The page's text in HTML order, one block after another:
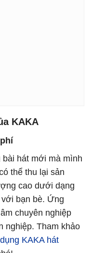
KAKA
hát mới mà mình
thể thu lại sản
cao dưới dạng
bạn bè. Ứng
chuyên nghiệp
nghiệp. Tham khảo
KAKA hát